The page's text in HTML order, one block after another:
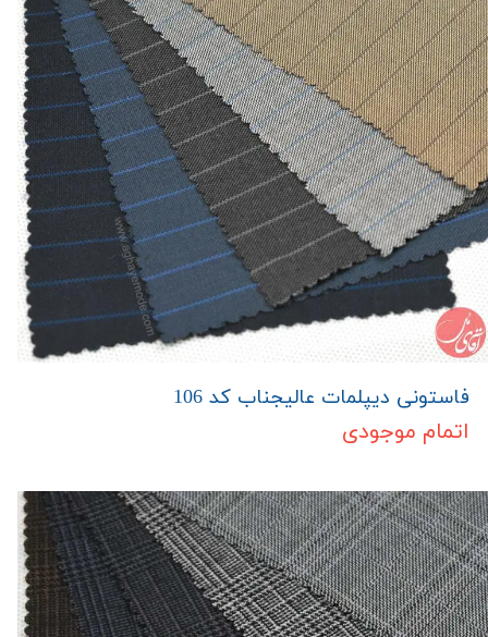
فاستونی دیپلمات عالیجناب کد 106
اتمام موجودی